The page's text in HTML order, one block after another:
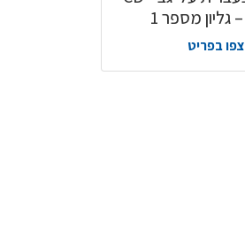
צפו בפריט